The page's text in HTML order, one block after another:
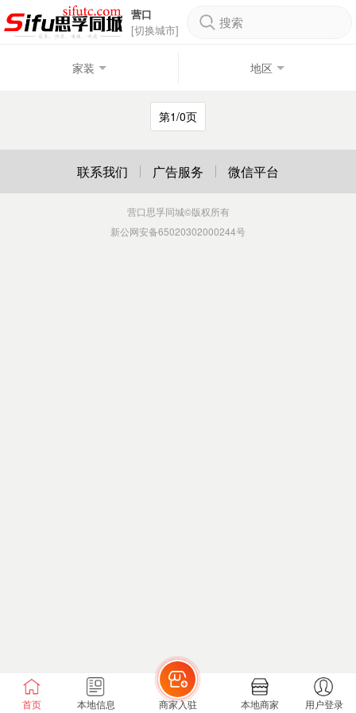
营口
[切换城市]
搜索
家装 地区
第1/0页
首页 本地信息 商家入驻 本地商家 用户登录
联系我们 广告服务 微信平台
营口思孚同城©版权所有
新公网安备65020302000244号